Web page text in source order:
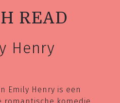
READ
Henry
Emily Henry is een
romantische komedie